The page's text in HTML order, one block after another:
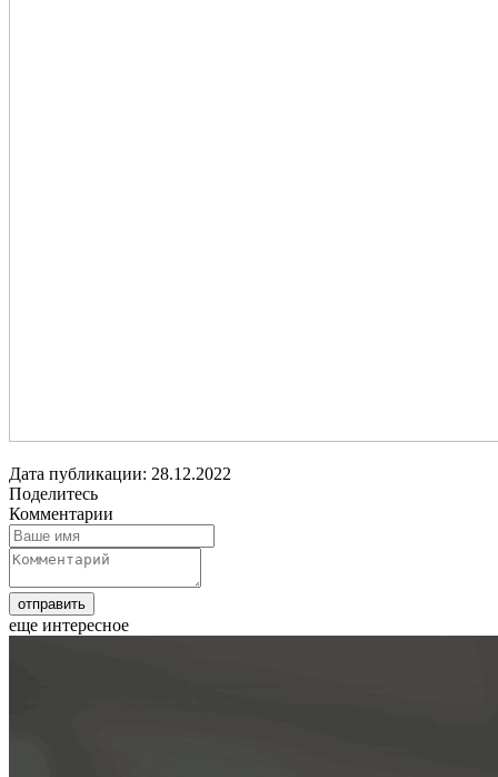
Дата публикации: 28.12.2022
Поделитесь
Комментарии
еще интересное